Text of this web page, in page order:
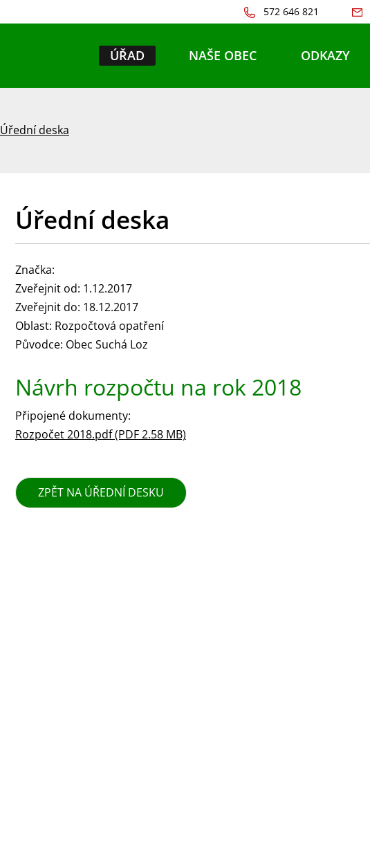
572 646 821
ÚŘAD NAŠE OBEC ODKAZY
Úřední deska
Úřední deska
Značka:
Zveřejnit od: 1.12.2017
Zveřejnit do: 18.12.2017
Oblast: Rozpočtová opatření
Původce: Obec Suchá Loz
Návrh rozpočtu na rok 2018
Připojené dokumenty:
Rozpočet 2018.pdf (PDF 2.58 MB)
ZPĚT NA ÚŘEDNÍ DESKU